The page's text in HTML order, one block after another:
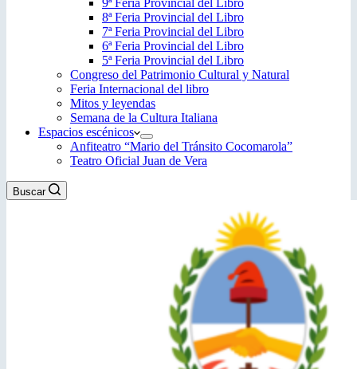
9ª Feria Provincial del Libro
8ª Feria Provincial del Libro
7ª Feria Provincial del Libro
6ª Feria Provincial del Libro
5ª Feria Provincial del Libro
Congreso del Patrimonio Cultural y Natural
Feria Internacional del libro
Mitos y leyendas
Semana de la Cultura Italiana
Espacios escénicos
Anfiteatro “Mario del Tránsito Cocomarola”
Teatro Oficial Juan de Vera
Buscar